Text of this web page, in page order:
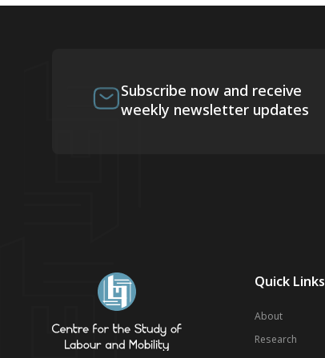
Subscribe now and receive
weekly newsletter updates
Quick Links
About
Research